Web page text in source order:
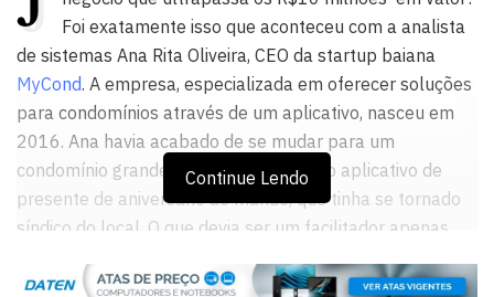
Foi exatamente isso que aconteceu com a analista
de sistemas Ana Rita Oliveira, CEO da startup baiana
MyCond. A empresa, especializada em oferecer soluções
para condomínios através de um aplicativo, nasceu em
2016. Ana havia acabado de se mudar para um
condomínio grande em Salvador e deu o aplicativo de
presente de aniversário ao marido, que tinha se tornado
síndico do local. O que devia ser um facilitador apenas
condomínios e se transformou em negócio para Ana.
Continue Lendo